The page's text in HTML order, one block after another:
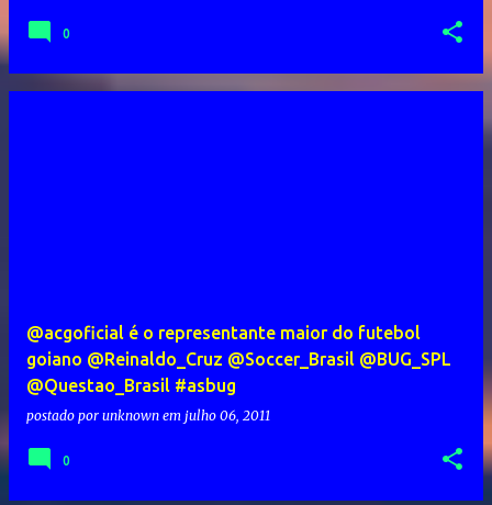
0
@acgoficial é o representante maior do futebol
goiano @Reinaldo_Cruz @Soccer_Brasil @BUG_SPL
@Questao_Brasil #asbug
postado por unknown em julho 06, 2011
0